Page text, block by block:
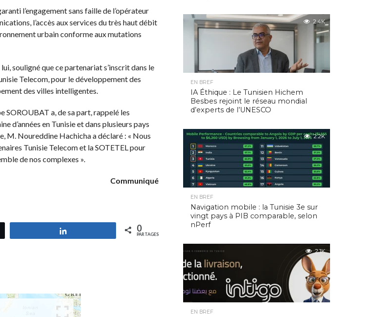
l’engagement sans faille de l’opérateur
l’accès aux services du très haut débit
urbain conforme aux mutations
souligné que ce partenariat s’inscrit dans le
Telecom, pour le développement des
des villes intelligentes.
a, de sa part, rappelé les
d’années en Tunisie et dans plusieurs pays
M. Noureddine Hachicha a déclaré : « Nous
Tunisie Telecom et la SOTETEL pour
de nos complexes ».
Communiqué
0
PARTAGES
2.4K
EN BREF
IA Éthique : Le Tunisien Hichem
Besbes rejoint le réseau mondial
d’experts de l’UNESCO
2.2K
EN BREF
Navigation mobile : la Tunisie 3e sur
vingt pays à PIB comparable, selon
nPerf
2.1K
EN BREF